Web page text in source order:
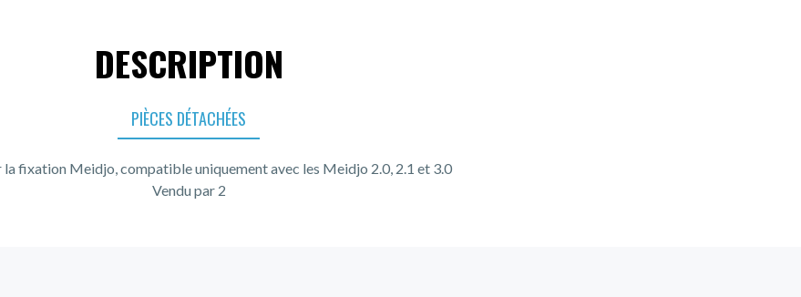
DESCRIPTION
PIÈCES DÉTACHÉES
la fixation Meidjo, compatible uniquement avec les Meidjo 2.0, 2.1 et 3.0
Vendu par 2